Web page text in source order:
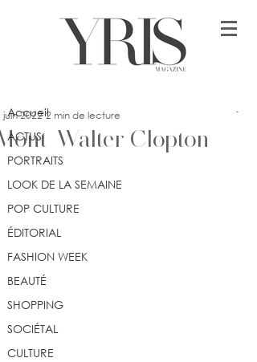
Accueil
ACTUS
PORTRAITS
LOOK DE LA SEMAINE
POP CULTURE
ÉDITORIAL
FASHION WEEK
BEAUTÉ
SHOPPING
SOCIÉTAL
CULTURE
Walter Clopton
juin 2022 2 min de lecture